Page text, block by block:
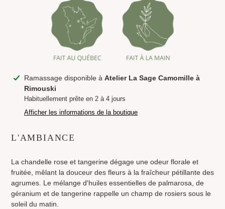
Ajout
produit
Ramassage disponible à Atelier La Sage Camomille à
Rimouski
Habituellement prête en 2 à 4 jours
Afficher les informations de la boutique
L'AMBIANCE
La chandelle rose et tangerine dégage une odeur florale et
fruitée, mêlant la douceur des fleurs à la fraîcheur pétillante des
agrumes. Le mélange d'huiles essentielles de palmarosa, de
géranium et de tangerine rappelle un champ de rosiers sous le
soleil du matin.